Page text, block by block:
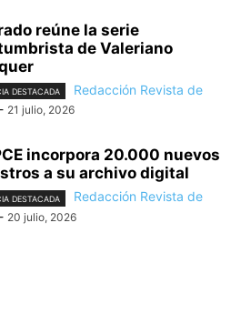
reúne la serie
de Valeriano
DESTACADA
Redacción Revista de
- 21 julio, 2026
incorpora 20.000 nuevos
a su archivo digital
DESTACADA
Redacción Revista de
- 20 julio, 2026